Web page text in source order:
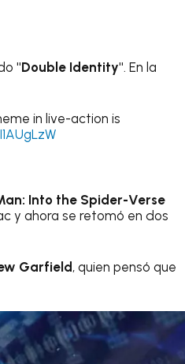
"Double Identity". En la
in live-action is
Into the Spider-Verse
y ahora se retomó en dos
Garfield, quien pensó que